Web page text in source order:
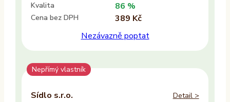
Kvalita 86 %
Cena bez DPH
389 Kč
Nezávazně poptat
Nepřímý vlastník
Sídlo s.r.o.
Detail >